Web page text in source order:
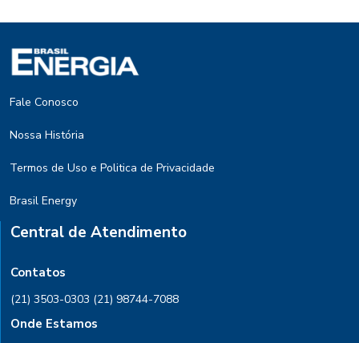
Fale Conosco
Nossa História
Termos de Uso e Politica de Privacidade
Brasil Energy
Central de Atendimento
Contatos
(21) 3503-0303 (21) 98744-7088
Onde Estamos